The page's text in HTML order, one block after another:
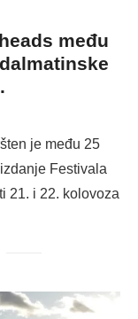
među
je među 25
Festivala
21. i 22. kolovoza